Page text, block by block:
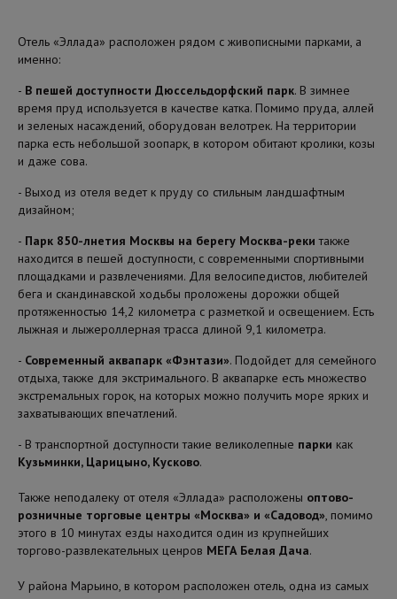
Отель «Эллада» расположен рядом с живописными парками, а
именно:
- В пешей доступности Дюссельдорфский парк. В зимнее
время пруд используется в качестве катка. Помимо пруда, аллей
и зеленых насаждений, оборудован велотрек. На территории
парка есть небольшой зоопарк, в котором обитают кролики, козы
и даже сова.
- Выход из отеля ведет к пруду со стильным ландшафтным
дизайном;
- Парк 850-лнетия Москвы на берегу Москва-реки также
находится в пешей доступности, с современными спортивными
площадками и развлечениями. Для велосипедистов, любителей
бега и скандинавской ходьбы проложены дорожки общей
протяженностью 14,2 километра с разметкой и освещением. Есть
лыжная и лыжероллерная трасса длиной 9,1 километра.
- Современный аквапарк «Фэнтази». Подойдет для семейного
отдыха, также для экстримального. В аквапарке есть множество
экстремальных горок, на которых можно получить море ярких и
захватывающих впечатлений.
- В транспортной доступности такие великолепные парки как
Кузьминки, Царицыно, Кусково.
Также неподалеку от отеля «Эллада» расположены оптово-
розничные торговые центры «Москва» и «Садовод», помимо
этого в 10 минутах езды находится один из крупнейших
торгово-развлекательных ценров МЕГА Белая Дача.
У района Марьино, в котором расположен отель, одна из самых